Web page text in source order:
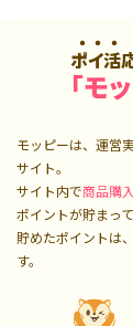
ポイ活
「モ
モッピーは、運営
サイト。
サイト内で商品購
ポイントが貯まって
貯めたポイントは、
す。